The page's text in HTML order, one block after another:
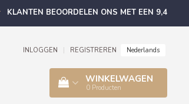
KLANTEN BEOORDELEN ONS MET EEN 9,4
INLOGGEN REGISTREREN Nederlands
WINKELWAGEN
0 Producten